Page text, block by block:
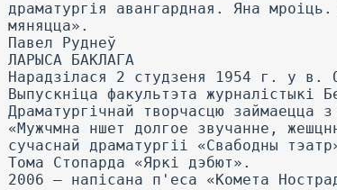
драматургія авангардная. Яна
мяняцца».
Павел Руднеў
ЛАРЫСА БАКЛАГА
Нарадзілася 2 студзеня 1954 г. у в.
Выпускніца факультэта журналістыкі
Драматургічнай творчасцю
«Мужчмна ншет долгое звучанне,
сучаснай драматургіі «Свабодны
Тома Стопарда «Яркі дэбют».
2006 — напісана п'еса «Комета